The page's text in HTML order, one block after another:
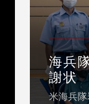
海兵
謝状
米海兵